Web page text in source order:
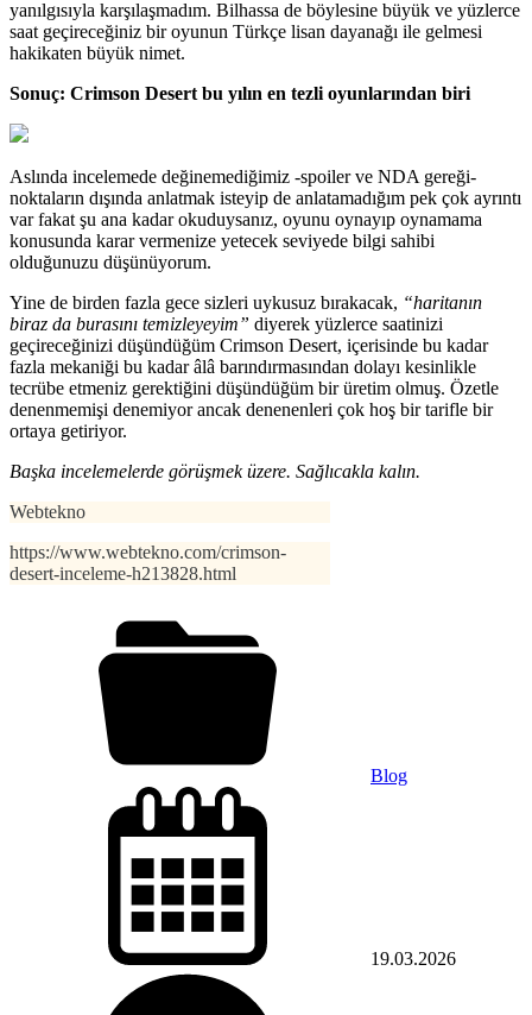
yanılgısıyla karşılaşmadım. Bilhassa de böylesine büyük ve yüzlerce
saat geçireceğiniz bir oyunun Türkçe lisan dayanağı ile gelmesi
hakikaten büyük nimet.
Sonuç: Crimson Desert bu yılın en tezli oyunlarından biri
Aslında incelemede değinemediğimiz -spoiler ve NDA gereği-
noktaların dışında anlatmak isteyip de anlatamadığım pek çok ayrıntı
var fakat şu ana kadar okuduysanız, oyunu oynayıp oynamama
konusunda karar vermenize yetecek seviyede bilgi sahibi
olduğunuzu düşünüyorum.
Yine de birden fazla gece sizleri uykusuz bırakacak, “haritanın
biraz da burasını temizleyeyim” diyerek yüzlerce saatinizi
geçireceğinizi düşündüğüm Crimson Desert, içerisinde bu kadar
fazla mekaniği bu kadar âlâ barındırmasından dolayı kesinlikle
tecrübe etmeniz gerektiğini düşündüğüm bir üretim olmuş. Özetle
denenmemişi denemiyor ancak denenenleri çok hoş bir tarifle bir
ortaya getiriyor.
Başka incelemelerde görüşmek üzere. Sağlıcakla kalın.
Webtekno
https://www.webtekno.com/crimson-
desert-inceleme-h213828.html
Blog
19.03.2026